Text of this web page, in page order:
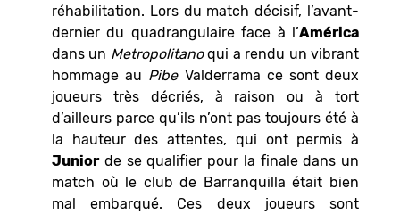
réhabilitation. Lors du match décisif, l’avant-
dernier du quadrangulaire face à l’América
dans un Metropolitanoqui a rendu un vibrant
hommage au PibeValderrama ce sont deux
joueurs très décriés, à raison ou à tort
d’ailleurs parce qu’ils n’ont pas toujours été à
la hauteur des attentes, qui ont permis à
Juniorde se qualifier pour la finale dans un
match où le club de Barranquilla était bien
mal embarqué. Ces deux joueurs sont